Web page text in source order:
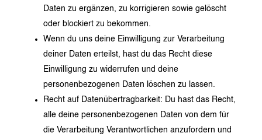
Daten zu ergänzen, zu korrigieren sowie gelöscht
oder blockiert zu bekommen.
Wenn du uns deine Einwilligung zur Verarbeitung
deiner Daten erteilst, hast du das Recht diese
Einwilligung zu widerrufen und deine
personenbezogenen Daten löschen zu lassen.
Recht auf Datenübertragbarkeit: Du hast das Recht,
alle deine personenbezogenen Daten von dem für
die Verarbeitung Verantwortlichen anzufordern und